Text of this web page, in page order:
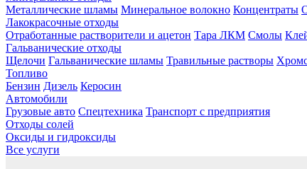
Металлические шламы Минеральное волокно Концентраты
Лакокрасочные отходы
Отработанные растворители и ацетон Тара ЛКМ Смолы
Гальванические отходы
Щелочи Гальванические шламы Травильные растворы
Топливо
Бензин Дизель Керосин
Автомобили
Грузовые авто Спецтехника Транспорт с предприятия
Отходы солей
Оксиды и гидроксиды
Все услуги